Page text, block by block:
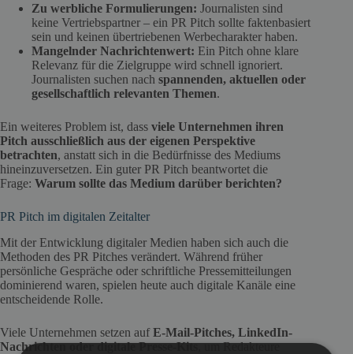
Zu werbliche Formulierungen: Journalisten sind
keine Vertriebspartner – ein PR Pitch sollte faktenbasiert
sein und keinen übertriebenen Werbecharakter haben.
Mangelnder Nachrichtenwert: Ein Pitch ohne klare
Relevanz für die Zielgruppe wird schnell ignoriert.
Journalisten suchen nach spannenden, aktuellen oder
gesellschaftlich relevanten Themen.
Ein weiteres Problem ist, dass viele Unternehmen ihren
Pitch ausschließlich aus der eigenen Perspektive
betrachten, anstatt sich in die Bedürfnisse des Mediums
hineinzuversetzen. Ein guter PR Pitch beantwortet die
Frage: Warum sollte das Medium darüber berichten?
PR Pitch im digitalen Zeitalter
Mit der Entwicklung digitaler Medien haben sich auch die
Methoden des PR Pitches verändert. Während früher
persönliche Gespräche oder schriftliche Pressemitteilungen
dominierend waren, spielen heute auch digitale Kanäle eine
entscheidende Rolle.
Viele Unternehmen setzen aufE-Mail-Pitches, LinkedIn-
Nachrichten oder digitale Presse-Kits, um Redakteure